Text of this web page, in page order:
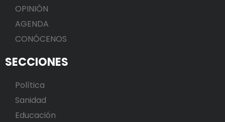
OPINIÓN
AGENDA
CONÓCENOS
SECCIONES
Política
Sanidad
Educación